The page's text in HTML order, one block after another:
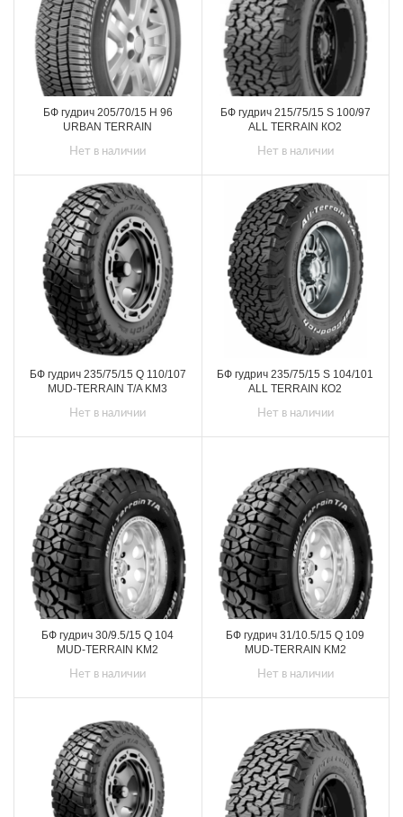
БФ гудрич 205/70/15 H 96
URBAN TERRAIN
Нет в наличии
БФ гудрич 215/75/15 S 100/97
ALL TERRAIN КО2
Нет в наличии
БФ гудрич 235/75/15 Q 110/107
MUD-TERRAIN T/A KM3
Нет в наличии
БФ гудрич 235/75/15 S 104/101
ALL TERRAIN КО2
Нет в наличии
БФ гудрич 30/9.5/15 Q 104
MUD-TERRAIN KM2
Нет в наличии
БФ гудрич 31/10.5/15 Q 109
MUD-TERRAIN KM2
Нет в наличии